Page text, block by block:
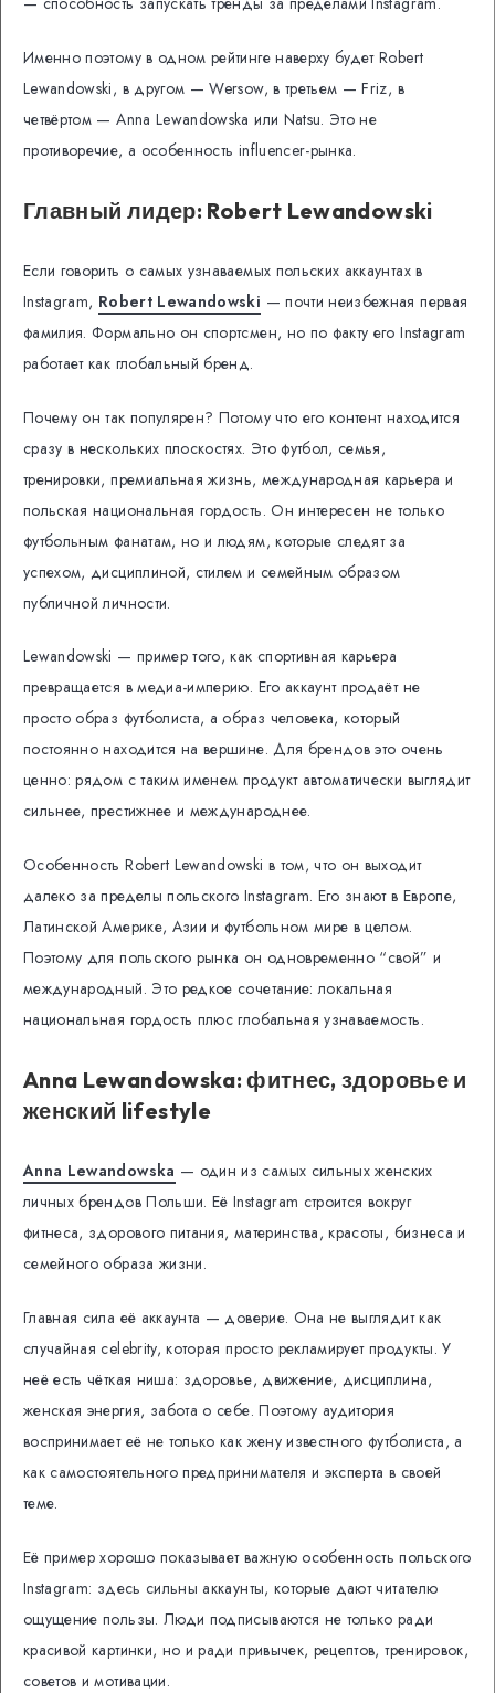
Именно поэтому в одном рейтинге наверху будет Robert
Lewandowski, в другом — Wersow, в третьем — Friz, в
четвёртом — Anna Lewandowska или Natsu. Это не
противоречие, а особенность influencer-рынка.
Главный лидер: Robert Lewandowski
Если говорить о самых узнаваемых польских аккаунтах в
Instagram, Robert Lewandowski — почти неизбежная первая
фамилия. Формально он спортсмен, но по факту его Instagram
работает как глобальный бренд.
Почему он так популярен? Потому что его контент находится
сразу в нескольких плоскостях. Это футбол, семья,
тренировки, премиальная жизнь, международная карьера и
польская национальная гордость. Он интересен не только
футбольным фанатам, но и людям, которые следят за
успехом, дисциплиной, стилем и семейным образом
публичной личности.
Lewandowski — пример того, как спортивная карьера
превращается в медиа-империю. Его аккаунт продаёт не
просто образ футболиста, а образ человека, который
постоянно находится на вершине. Для брендов это очень
ценно: рядом с таким именем продукт автоматически выглядит
сильнее, престижнее и международнее.
Особенность Robert Lewandowski в том, что он выходит
далеко за пределы польского Instagram. Его знают в Европе,
Латинской Америке, Азии и футбольном мире в целом.
Поэтому для польского рынка он одновременно “свой” и
международный. Это редкое сочетание: локальная
национальная гордость плюс глобальная узнаваемость.
Anna Lewandowska: фитнес, здоровье и
женский lifestyle
Anna Lewandowska — один из самых сильных женских
личных брендов Польши. Её Instagram строится вокруг
фитнеса, здорового питания, материнства, красоты, бизнеса и
семейного образа жизни.
Главная сила её аккаунта — доверие. Она не выглядит как
случайная celebrity, которая просто рекламирует продукты. У
неё есть чёткая ниша: здоровье, движение, дисциплина,
женская энергия, забота о себе. Поэтому аудитория
воспринимает её не только как жену известного футболиста, а
как самостоятельного предпринимателя и эксперта в своей
теме.
Её пример хорошо показывает важную особенность польского
Instagram: здесь сильны аккаунты, которые дают читателю
ощущение пользы. Люди подписываются не только ради
красивой картинки, но и ради привычек, рецептов, тренировок,
советов и мотивации.